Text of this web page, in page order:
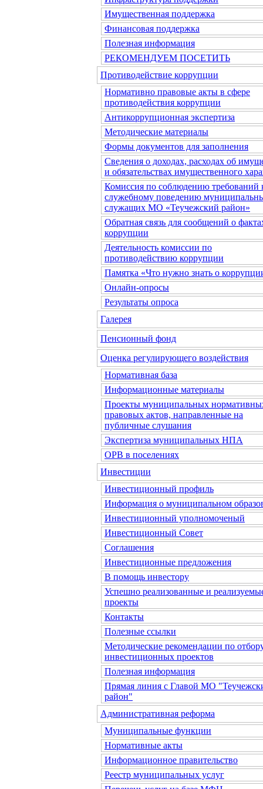
Имущественная поддержка
Финансовая поддержка
Полезная информация
РЕКОМЕНДУЕМ ПОСЕТИТЬ
Противодействие коррупции
Нормативно правовые акты в сфере
противодействия коррупции
Антикоррупционная экспертиза
Методические материалы
Формы документов для заполнения
Сведения о доходах, расходах об
и обязательствах имущественного
Комиссия по соблюдению требований
служебному поведению
служащих МО «Теучежский район»
Обратная связь для сообщений о
коррупции
Деятельность комиссии по
противодействию коррупции
Памятка «Что нужно знать о
Онлайн-опросы
Результаты опроса
Галерея
Пенсионный фонд
Оценка регулирующего воздействия
Нормативная база
Информационные материалы
Проекты муниципальных
правовых актов, направленные на
публичные слушания
Экспертиза муниципальных НПА
ОРВ в поселениях
Инвестиции
Инвестиционный профиль
Информация о муниципальном
Инвестиционный уполномоченый
Инвестиционный Совет
Соглашения
Инвестиционные предложения
В помощь инвестору
Успешно реализованные и
проекты
Контакты
Полезные ссылки
Методические рекомендации по
инвестиционных проектов
Полезная информация
Прямая линия с Главой МО
район"
Административная реформа
Муниципальные функции
Нормативные акты
Информационное правительство
Реестр муниципальных услуг